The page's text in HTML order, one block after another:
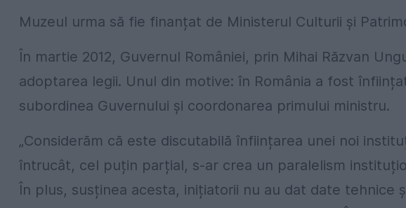
Muzeul urma să fie finanțat de Ministerul Culturii și
În martie 2012, Guvernul României, prin Mihai Răzvan
adoptarea legii. Unul din motive: în România a fost
subordinea Guvernului și coordonarea primului ministru.
„Considerăm că este discutabilă înființarea unei noi
întrucât, cel puțin parțial, s-ar crea un paralelism
În plus, susținea acesta, inițiatorii nu au dat date tehnice